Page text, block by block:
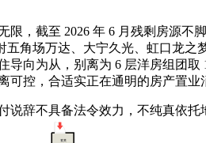
，截至 2026 年 6 月残剩房源不
五角场万达、大宁久光、虹口龙
导向为从，别离为 6 层洋房组团
可控，合适实正在通明的房产置业
辞不具备法令效力，不纯真依托